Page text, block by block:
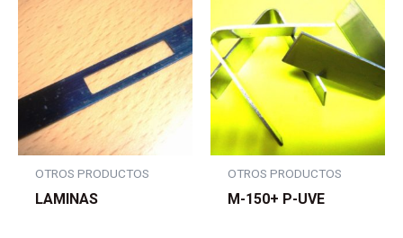
OTROS PRODUCTOS
LAMINAS
OTROS PRODUCTOS
M-150+ P-UVE